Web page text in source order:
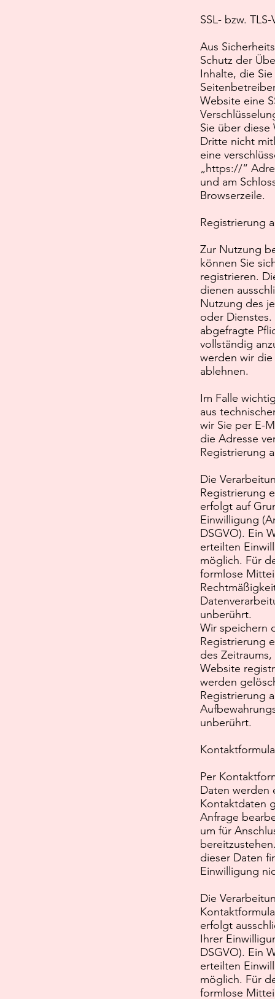
SSL- bzw.
Aus
Schutz der
Inhalte, die
Website eine
Sie über
Dritte nicht
eine
„https://“
und am
Browserzeile.
Registrierung
Zur Nutzung
können Sie
registrieren.
dienen
Nutzung des
oder
abgefragte
vollständig
werden wir
ablehnen.
Im Falle
aus
wir Sie per E-
die Adresse
Registrierung
Die
Registrierung
erfolgt auf
Einwilligung
DSGVO). Ein
erteilten
möglich. Für
formlose
unberührt.
Wir speichern
Registrierung
des
Website
werden
Registrierung
unberührt.
Per
Daten werden
Kontaktdaten
Anfrage
um für
dieser Daten
Einwilligung
Die
erfolgt
Ihrer
DSGVO). Ein
erteilten
möglich. Für
formlose